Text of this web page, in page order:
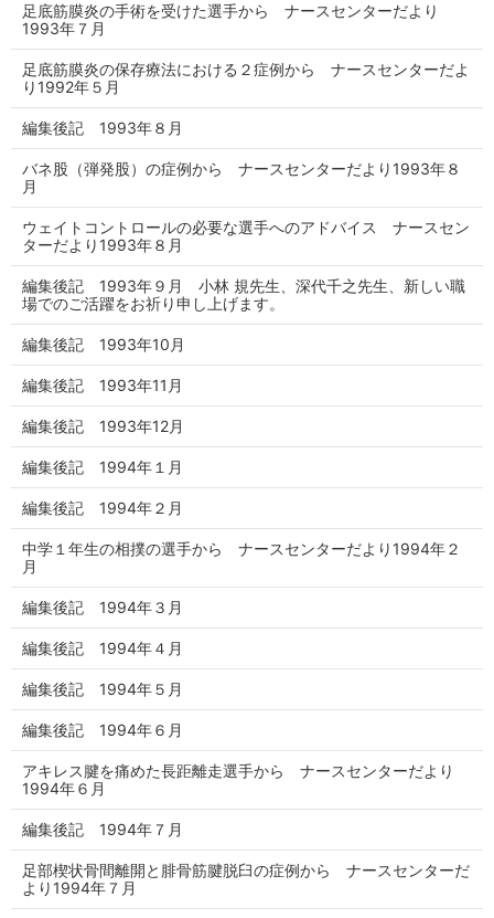
足底筋膜炎の手術を受けた選手から ナースセンターだより
1993年７月
足底筋膜炎の保存療法における２症例から ナースセンターだよ
り1992年５月
編集後記 1993年８月
バネ股（弾発股）の症例から ナースセンターだより1993年８
月
ウェイトコントロールの必要な選手へのアドバイス ナースセン
ターだより1993年８月
編集後記 1993年９月 小林 規先生、深代千之先生、新しい職
場でのご活躍をお祈り申し上げます。
編集後記 1993年10月
編集後記 1993年11月
編集後記 1993年12月
編集後記 1994年１月
編集後記 1994年２月
中学１年生の相撲の選手から ナースセンターだより1994年２
月
編集後記 1994年３月
編集後記 1994年４月
編集後記 1994年５月
編集後記 1994年６月
アキレス腱を痛めた長距離走選手から ナースセンターだより
1994年６月
編集後記 1994年７月
足部楔状骨間離開と腓骨筋腱脱臼の症例から ナースセンターだ
より1994年７月